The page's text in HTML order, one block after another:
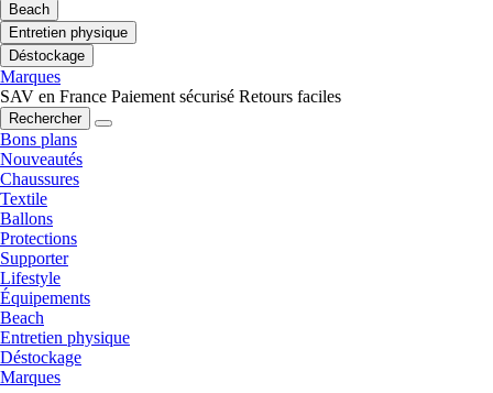
Beach
Entretien physique
Déstockage
Marques
SAV en France Paiement sécurisé Retours faciles
Rechercher
Bons plans
Nouveautés
Chaussures
Textile
Ballons
Protections
Supporter
Lifestyle
Équipements
Beach
Entretien physique
Déstockage
Marques